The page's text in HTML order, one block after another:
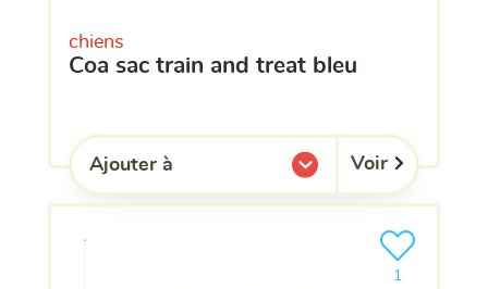
chiens
coa sac train and treat bleu
Ajouter à
l'une de mes listes. Voir
1
Ajouter le
clients ont